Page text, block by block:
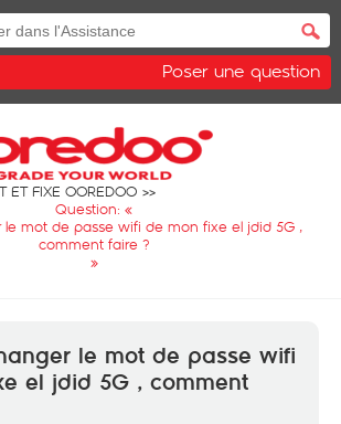
Poser une question
ET FIXE OOREDOO
Question: «
mot de passe wifi de mon fixe el jdid 5G ,
comment faire ?
»
le mot de passe wifi
el jdid 5G , comment